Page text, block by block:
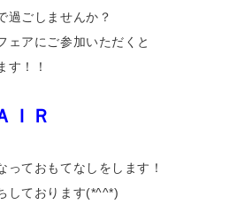
過ごしませんか？
ェアにご参加いただくと
す！！
ＩＲ
っておもてなしをします！
しております(*^^*)